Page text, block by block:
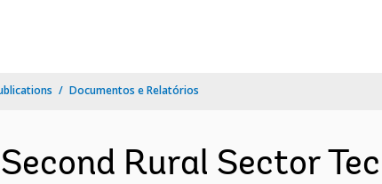
Documentos e Relatórios
Rural Sector